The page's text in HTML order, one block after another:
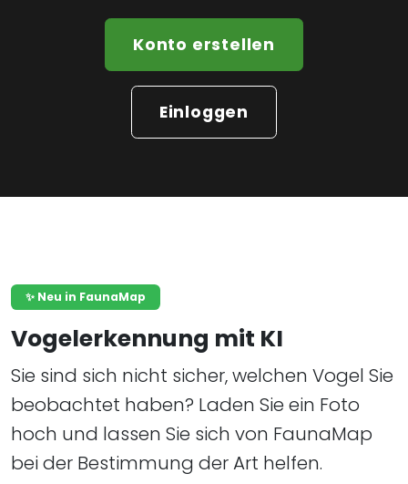
Konto erstellen
Einloggen
✨ Neu in FaunaMap
Vogelerkennung mit KI
Sie sind sich nicht sicher, welchen Vogel Sie
beobachtet haben? Laden Sie ein Foto
hoch und lassen Sie sich von FaunaMap
bei der Bestimmung der Art helfen.